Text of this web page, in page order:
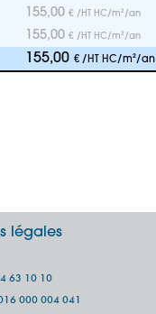
155,00 € /HT HC/m²/an
155,00 € /HT HC/m²/an
155,00 € /HT HC/m²/an
légales
63 10 10
000 004 041